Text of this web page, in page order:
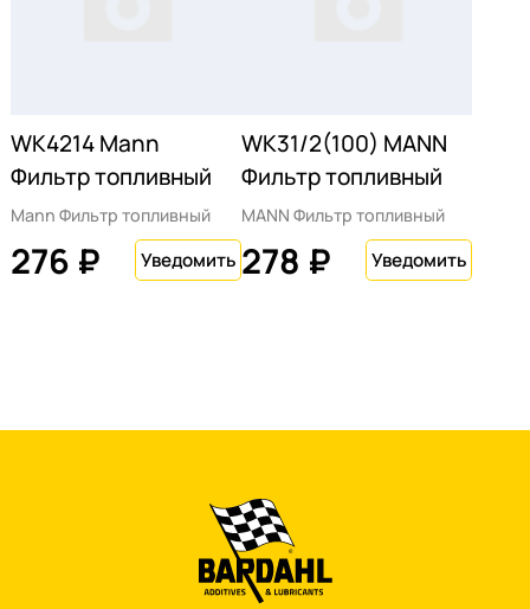
WK4214 Mann
Фильтр топливный
Mann Фильтр топливный
276 ₽
WK31/2(100) MANN
Фильтр топливный
MANN Фильтр топливный
278 ₽